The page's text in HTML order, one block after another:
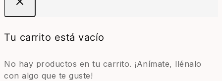
Tu carrito está vacío
No hay productos en tu carrito. ¡Anímate, llénalo
con algo que te guste!